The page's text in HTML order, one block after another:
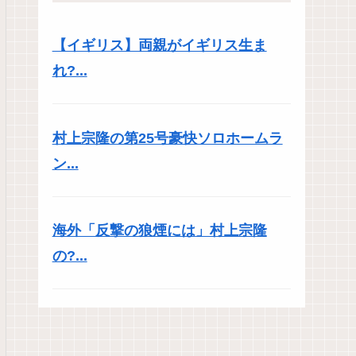
【イギリス】両親がイギリス生ま
れ?...
村上宗隆の第25号豪快ソロホームラ
ン...
海外「反撃の狼煙には」村上宗隆
の?...